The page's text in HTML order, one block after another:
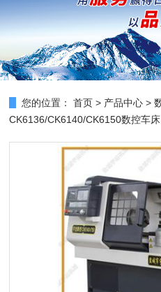
您的位置： 首页 > 产品中心 >
CK6136/CK6140/CK6150数控车床